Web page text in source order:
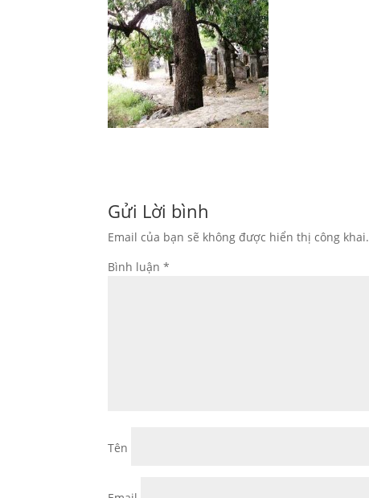
Gửi Lời bình
Email của bạn sẽ không được hiển thị công khai.
Bình luận*
Tên